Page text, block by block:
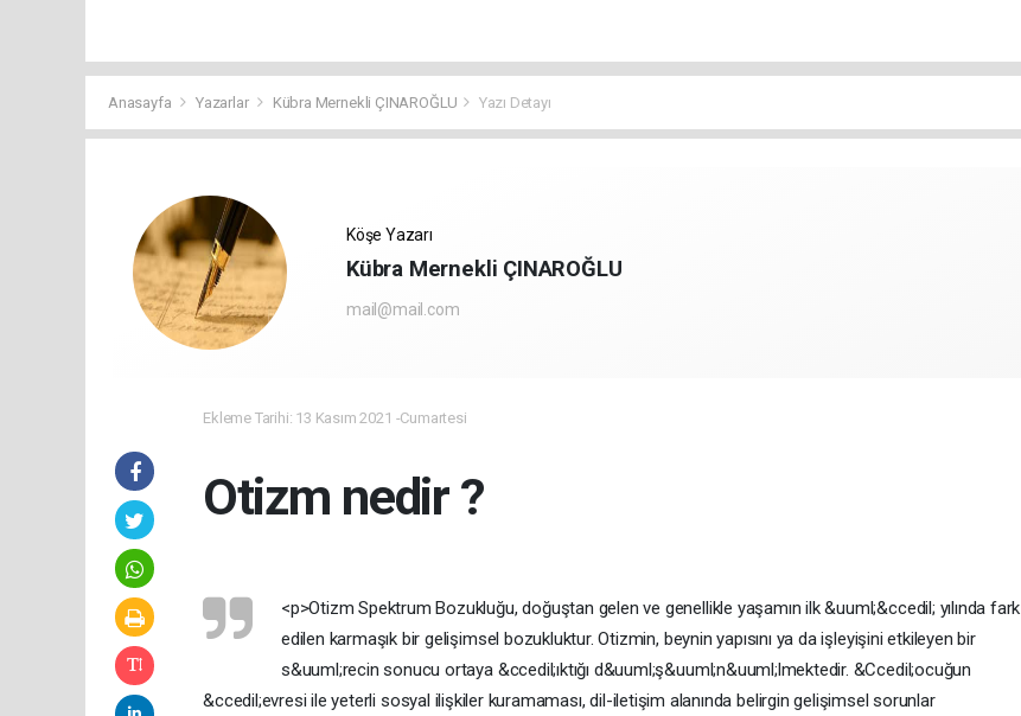
Anasayfa Yazarlar Kübra Mernekli ÇINAROĞLU Yazı Detayı
Köşe Yazarı
Kübra Mernekli ÇINAROĞLU
mail@mail.com
Ekleme Tarihi: 13 Kasım 2021 -Cumartesi
Otizm nedir ?
<p>Otizm Spektrum Bozukluğu, doğuştan gelen ve genellikle yaşamın ilk &uuml;&ccedil; yılında fark
edilen karmaşık bir gelişimsel bozukluktur. Otizmin, beynin yapısını ya da işleyişini etkileyen bir
s&uuml;recin sonucu ortaya &ccedil;ıktığı d&uuml;ş&uuml;n&uuml;lmektedir. &Ccedil;ocuğun
&ccedil;evresi ile yeterli sosyal ilişkiler kuramaması, dil-iletişim alanında belirgin gelişimsel sorunlar